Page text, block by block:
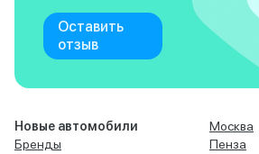
Оставить
отзыв
Новые автомобили
Бренды
Москва
Пенза